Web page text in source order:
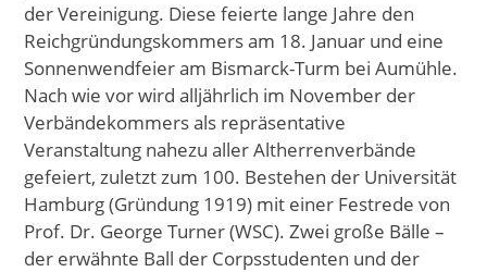
der Vereinigung. Diese feierte lange Jahre den
Reichgründungskommers am 18. Januar und eine
Sonnenwendfeier am Bismarck-Turm bei Aumühle.
Nach wie vor wird alljährlich im November der
Verbändekommers als repräsentative
Veranstaltung nahezu aller Altherrenverbände
gefeiert, zuletzt zum 100. Bestehen der Universität
Hamburg (Gründung 1919) mit einer Festrede von
Prof. Dr. George Turner (WSC). Zwei große Bälle –
der erwähnte Ball der Corpsstudenten und der